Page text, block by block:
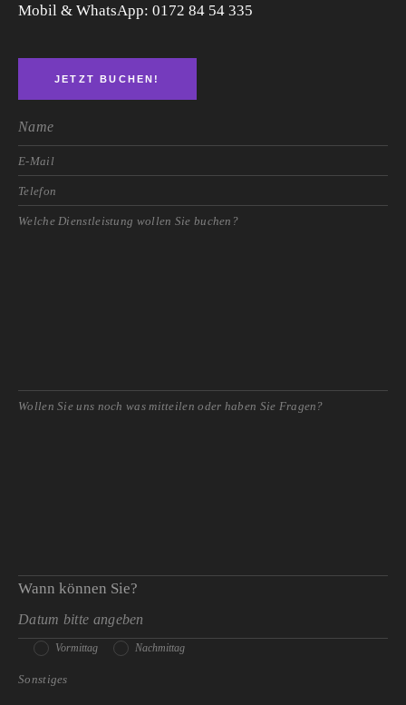
Mobil & WhatsApp: 0172 84 54 335
JETZT BUCHEN!
Wann können Sie?
Vormittag Nachmittag